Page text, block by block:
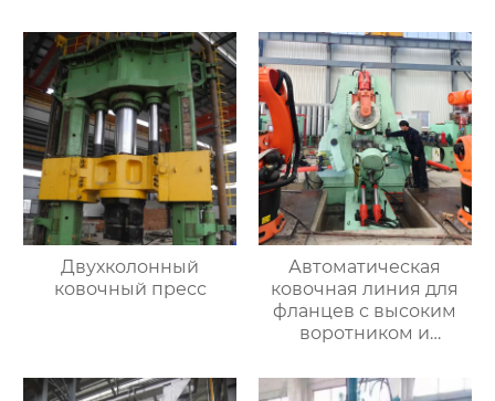
Двухколонный
ковочный пресс
Автоматическая
ковочная линия для
фланцев с высоким
воротником и